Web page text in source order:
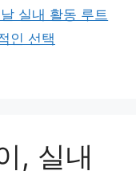
실내 활동 루트
인 선택
, 실내